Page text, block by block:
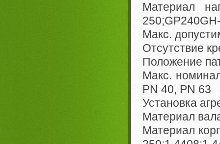
Материал
Макс.
Отсутствие
Положение
Макс.
PN 40, PN 63
Установка
Материал
Материал